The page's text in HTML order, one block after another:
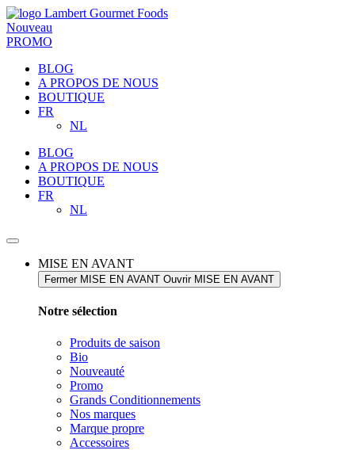
Nouveau
PROMO
BLOG
A PROPOS DE NOUS
BOUTIQUE
FR
NL
BLOG
A PROPOS DE NOUS
BOUTIQUE
FR
NL
MISE EN AVANT
Fermer MISE EN AVANT Ouvrir MISE EN AVANT
Notre sélection​
Produits de saison
Bio
Nouveauté
Promo
Grands Conditionnements
Nos marques
Marque propre
Accessoires